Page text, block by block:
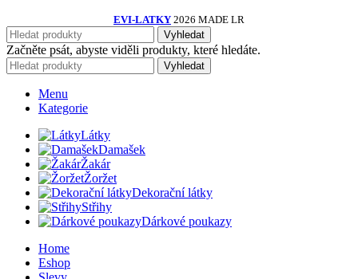
EVI-LATKY 2026 MADE LR
Vyhledat
Začněte psát, abyste viděli produkty, které hledáte.
Vyhledat
Menu
Kategorie
Látky
Damašek
Žakár
Žoržet
Dekorační látky
Střihy
Dárkové poukazy
Home
Eshop